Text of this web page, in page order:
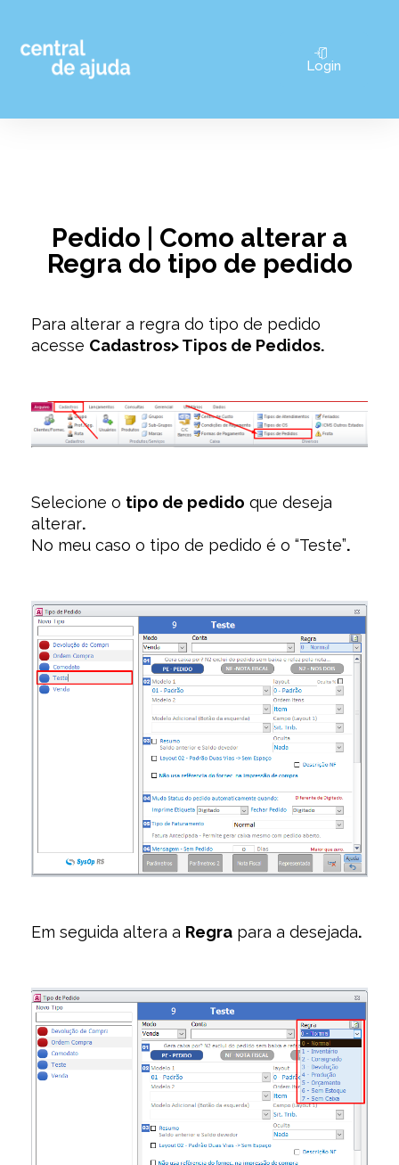
Pular
Login
Pedido | Como alterar a
Regra do tipo de pedido
Para alterar a regra do tipo de pedido
acesse Cadastros> Tipos de Pedidos.
Selecione o tipo de pedido que deseja
alterar.
No meu caso o tipo de pedido é o “Teste”.
Em seguida altera a Regra para a desejada.